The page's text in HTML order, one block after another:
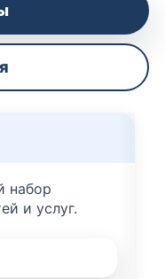
набор
и услуг.